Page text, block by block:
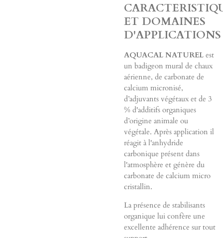
ET DOMAINES
D'APPLICATIONS
AQUACAL NATUREL est
un badigeon mural de chaux
aérienne, de carbonate de
calcium micronisé,
d’adjuvants végétaux et de 3
% d'additifs organiques
d’origine animale ou
végétale. Après application il
réagit à l'anhydride
carbonique présent dans
l'atmosphère et génère du
carbonate de calcium micro
cristallin.
La présence de stabilisants
organique lui confère une
excellente adhérence sur tout